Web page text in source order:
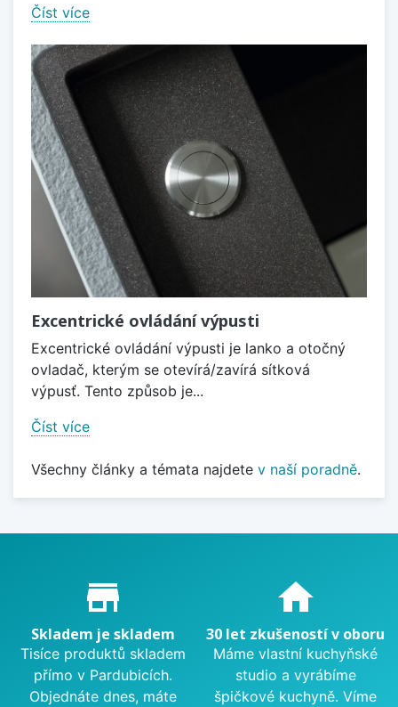
Číst více
Excentrické ovládání výpusti
Excentrické ovládání výpusti je lanko a otočný
ovladač, kterým se otevírá/zavírá sítková
výpusť. Tento způsob je...
Číst více
Všechny články a témata najdete v naší poradně.
Proč nakupovat u nás?
store_mall_directory
Skladem je skladem
Tisíce produktů skladem
přímo v Pardubicích.
Objednáte dnes, máte
home
30 let zkušeností v oboru
Máme vlastní kuchyňské
studio a vyrábíme
špičkové kuchyně. Víme